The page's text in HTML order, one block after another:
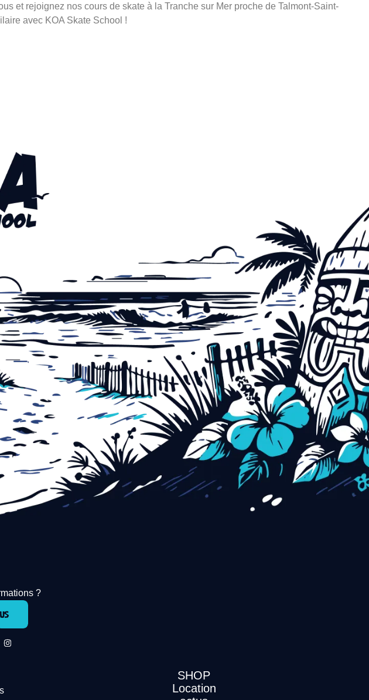
et rejoignez nos cours de skate à la Tranche sur Mer proche de Talmont-Saint-
avec KOA Skate School !
?
SHOP
Location